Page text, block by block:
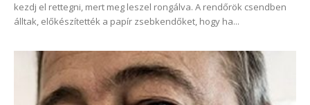
kezdj el rettegni, mert meg leszel rongálva. A rendőrök csendben
álltak, előkészítették a papír zsebkendőket, hogy ha...